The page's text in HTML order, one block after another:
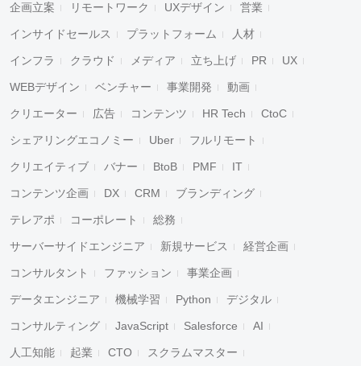
企画立案 リモートワーク UXデザイン 営業
インサイドセールス プラットフォーム 人材
インフラ クラウド メディア 立ち上げ PR UX
WEBデザイン ベンチャー 事業開発 動画
クリエーター 広告 コンテンツ HR Tech CtoC
シェアリングエコノミー Uber フルリモート
クリエイティブ バナー BtoB PMF IT
コンテンツ企画 DX CRM ブランディング
テレアポ コーポレート 総務
サーバーサイドエンジニア 新規サービス 経営企画
コンサルタント ファッション 事業企画
データエンジニア 機械学習 Python デジタル
コンサルティング JavaScript Salesforce AI
人工知能 起業 CTO スクラムマスター